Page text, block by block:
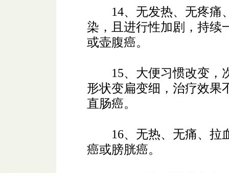
14、无发热、无疼痛
染，且进行性加剧，持续
或壶腹癌。
15、大便习惯改变，
形状变扁变细，治疗效果
直肠癌。
16、无热、无痛、拉
癌或膀胱癌。